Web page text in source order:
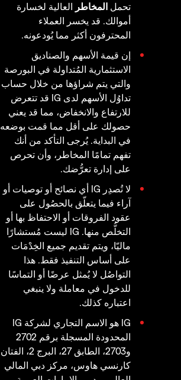
تحمل المخاطر العالية لخسارة
أموالك. قد يخسر العملاء
المحترفون أكثر مما يُودعونه.
إن قيمة الأسهم والصناديق
الاستثمارية المُتداولة في البورصة
والتي يتم شراؤها من خلال حساب
تداوُل الأسهم لدى IG قد تتعرض
للارتفاع والانخفاض، مما قد يعني
حصولك على أقل مما قمت بوضعه
في البداية. يُرجى التأكد من أنك
تفهم تمامًا المخاطر، وأن تحرص
على إدارة تعرُّضك.
لا تُصدِر IG أي نصائح أو توصيات أو
آراء فيما يتعلّق بالحصُول على
عقود الفروقات أو الاحتفاظ بها أو
التخلُّص منها. IG ليست مُستشارًا
ماليّا، ويتم تقديم جميع الخِدْمَات
على أساس التنفيذ فقط. هذا
التواصُل لا يُمثل عرضًا أو التماسًا
للدخول في معاملة ولا ينبغي
اعتباره كذلك.
IG هو الاسم التجاري لشركة IG
المحدودة المسجلة برقم 2702
و2703، الطابق 27، البرج 2، الفتان
كارنسي هاوس، مركز دبي المالي